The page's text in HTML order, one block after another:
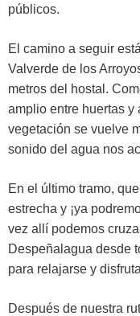
públicos.
El camino a seguir
Valverde de los
metros del hostal.
amplio entre huertas y
vegetación se vuelve
sonido del agua nos
En el último tramo,
estrecha y ¡ya
vez allí podemos
Despeñalagua desde
para relajarse y
Después de nuestra